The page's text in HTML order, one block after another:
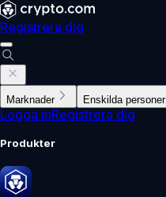
Registrera dig
Marknader Enskilda personer
Logga inRegistrera dig
Produkter